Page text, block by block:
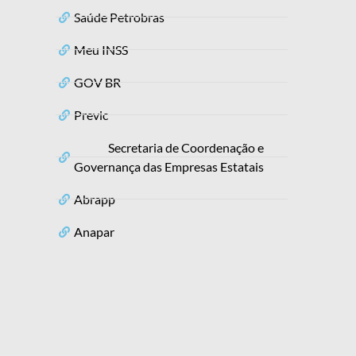
Saúde Petrobras
Meu INSS
GOV BR
Previc
Secretaria de Coordenação e
Governança das Empresas Estatais
Abrapp
Anapar